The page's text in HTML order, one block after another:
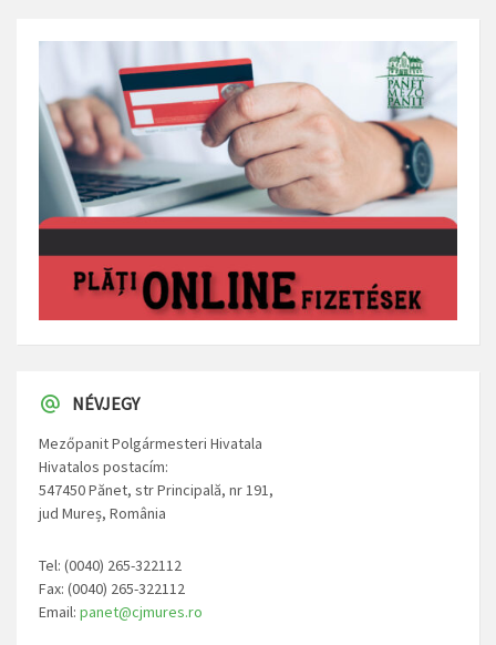
NÉVJEGY
Mezőpanit Polgármesteri Hivatala
Hivatalos postacím:
547450 Pănet, str Principală, nr 191,
jud Mureș, România
Tel: (0040) 265-322112
Fax: (0040) 265-322112
Email: panet@cjmures.ro